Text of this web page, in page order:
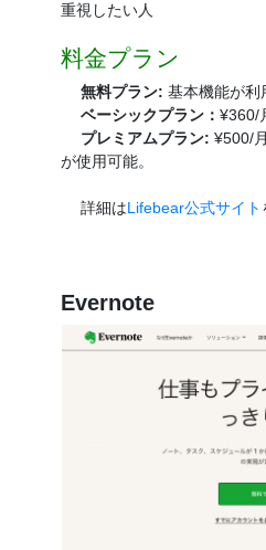
重視したい人
料金プラン
無料プラン: 基本機能が利
ベーシックプラン：¥360/
プレミアムプラン: ¥500/
が使用可能。
詳細はLifebear公式サイト
Evernote